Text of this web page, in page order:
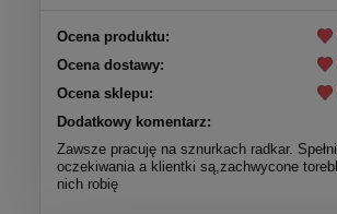
Ocena produktu:
Ocena dostawy:
Ocena sklepu:
Dodatkowy komentarz:
Zawsze pracuję na sznurkach radkar.
oczekiwania a klientki są,zachwycone
nich robię